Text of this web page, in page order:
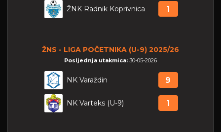
ŽNK Radnik Koprivnica 1
ŽNS - LIGA POČETNIKA (U-9) 2025/26
Posljednja utakmica: 30-05-2026
NK Varaždin 9
NK Varteks (U-9) 1